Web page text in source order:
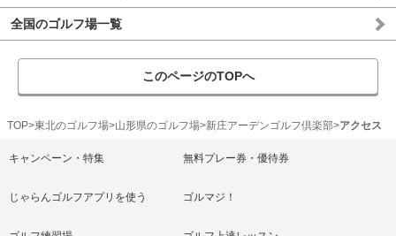
全国のゴルフ場一覧
このページのTOPへ
TOP 東北のゴルフ場 山形県のゴルフ場 新庄アーデンゴルフ倶楽部 アクセス
キャンペーン・特集 無料プレー券・優待券
じゃらんゴルフアプリを使う ゴルマジ！